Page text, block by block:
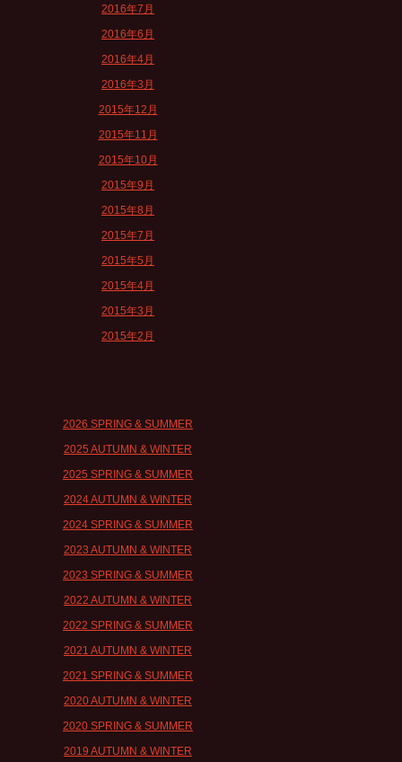
2016年7月
2016年6月
2016年4月
2016年3月
2015年12月
2015年11月
2015年10月
2015年9月
2015年8月
2015年7月
2015年5月
2015年4月
2015年3月
2015年2月
2026 SPRING & SUMMER
2025 AUTUMN & WINTER
2025 SPRING & SUMMER
2024 AUTUMN & WINTER
2024 SPRING & SUMMER
2023 AUTUMN & WINTER
2023 SPRING & SUMMER
2022 AUTUMN & WINTER
2022 SPRING & SUMMER
2021 AUTUMN & WINTER
2021 SPRING & SUMMER
2020 AUTUMN & WINTER
2020 SPRING & SUMMER
2019 AUTUMN & WINTER